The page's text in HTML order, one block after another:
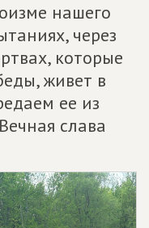
нашего
через
которые
живет в
ее из
слава